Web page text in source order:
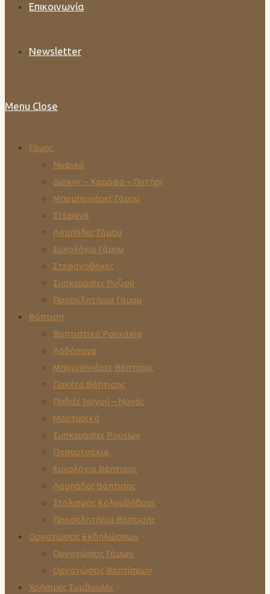
Επικοινωνία
Newsletter
Menu Close
Γάμος
Νυφικά
Δίσκος – Καράφα – Ποτήρι
Μπομπονιέρες Γάμου
Στέφανα
Λαμπάδες Γάμου
Ευχολόγια Γάμου
Στεφανοθήκες
Συσκευασίες Ρυζιού
Προσκλητήρια Γάμου
Βάπτιση
Βαπτιστικά Ρουχάκια
Λαδόπανα
Μπομπονιέρες Βάπτισης
Πακέτα Βάπτισης
Ποδιές Νονού – Νονάς
Μαρτυρικά
Συσκευασίες Ρούχων
Παπουτσάκια
Ευχολόγια Βάπτισης
Λαμπάδες Βάπτισης
Στολισμός Κολυμβήθρας
Προσκλητήρια Βάπτισης
Οργανώσεις Εκδηλώσεων
Οργανώσεις Γάμων
Οργανώσεις Βαπτίσεων
Χρήσιμες Συμβουλές